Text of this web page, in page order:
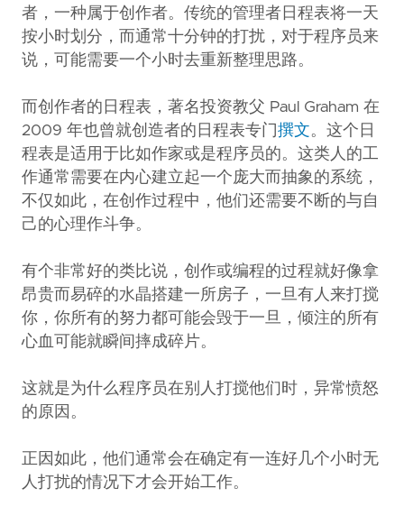
者，一种属于创作者。传统的管理者日程表将一天
按小时划分，而通常十分钟的打扰，对于程序员来
说，可能需要一个小时去重新整理思路。
而创作者的日程表，著名投资教父 Paul Graham 在
2009 年也曾就创造者的日程表专门 撰文。这个日
程表是适用于比如作家或是程序员的。这类人的工
作通常需要在内心建立起一个庞大而抽象的系统，
不仅如此，在创作过程中，他们还需要不断的与自
己的心理作斗争。
有个非常好的类比说，创作或编程的过程就好像拿
昂贵而易碎的水晶搭建一所房子，一旦有人来打搅
你，你所有的努力都可能会毁于一旦，倾注的所有
心血可能就瞬间摔成碎片。
这就是为什么程序员在别人打搅他们时，异常愤怒
的原因。
正因如此，他们通常会在确定有一连好几个小时无
人打扰的情况下才会开始工作。